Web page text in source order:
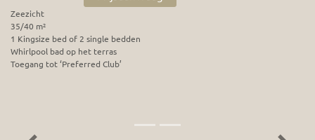
Zeezicht
35/40 m²
1 Kingsize bed of 2 single bedden
Whirlpool bad op het terras
Toegang tot ‘Preferred Club’